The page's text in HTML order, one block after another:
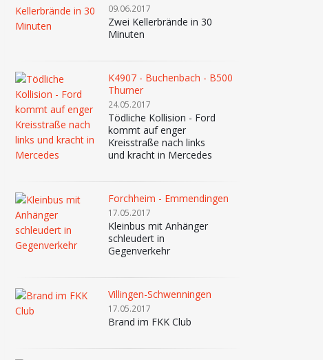
09.06.2017
Zwei Kellerbrände in 30
Minuten
K4907 - Buchenbach - B500
Thurner
24.05.2017
Tödliche Kollision - Ford
kommt auf enger
Kreisstraße nach links
und kracht in Mercedes
Forchheim - Emmendingen
17.05.2017
Kleinbus mit Anhänger
schleudert in
Gegenverkehr
Villingen-Schwenningen
17.05.2017
Brand im FKK Club